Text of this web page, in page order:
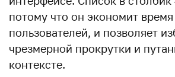
потому что он экономит
пользователей, и позволяет
чрезмерной прокрутки и
контексте.